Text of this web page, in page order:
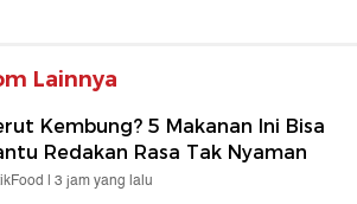
Lainnya
Kembung? 5 Makanan Ini Bisa
Redakan Rasa Tak Nyaman
| 3 jam yang lalu